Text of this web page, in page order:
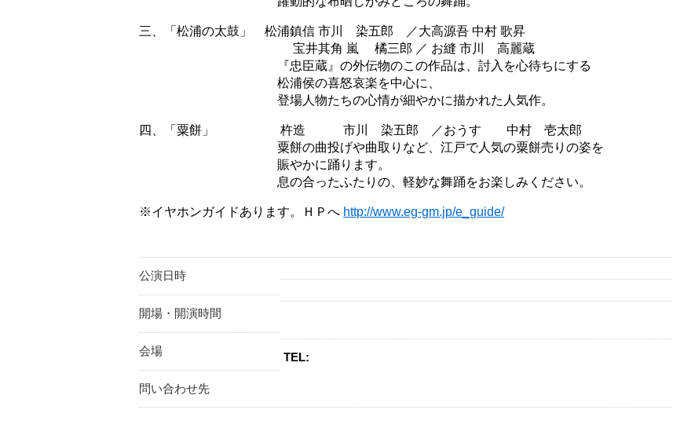
三、「松浦の太鼓」 松浦鎮信 市川 染五郎 ／大高源吾 中村 歌昇
宝井其角 嵐 橘三郎 ／ お縫 市川 高麗蔵
『忠臣蔵』の外伝物のこの作品は、討入を心待ちにする
松浦侯の喜怒哀楽を中心に、
登場人物たちの心情が細やかに描かれた人気作。
四、「粟餅」 杵造 市川 染五郎 ／おうす 中村 壱太郎
粟餅の曲投げや曲取りなど、江戸で人気の粟餅売りの姿を
賑やかに踊ります。
息の合ったふたりの、軽妙な舞踊をお楽しみください。
※イヤホンガイドあります。ＨＰへ http://www.eg-gm.jp/e_guide/
公演日時
開場・開演時間
会場
問い合わせ先
TEL: